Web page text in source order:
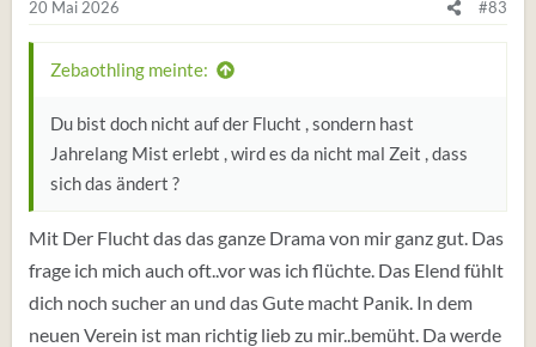
20 Mai 2026 #83
Zebaothling meinte:
Du bist doch nicht auf der Flucht , sondern hast
Jahrelang Mist erlebt , wird es da nicht mal Zeit , dass
sich das ändert ?
Mit Der Flucht das das ganze Drama von mir ganz gut. Das
frage ich mich auch oft..vor was ich flüchte. Das Elend fühlt
dich noch sucher an und das Gute macht Panik. In dem
neuen Verein ist man richtig lieb zu mir..bemüht. Da werde